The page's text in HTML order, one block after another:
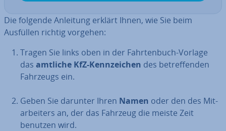
Die folgende Anleitung erklärt Ihnen, wie Sie beim
Ausfüllen richtig vorgehen:
Tragen Sie links oben in der Fahr­ten­buch-Vorlage
das amtliche KfZ-Kenn­zei­chen des be­tref­fen­den
Fahrzeugs ein.
Geben Sie darunter Ihren Namen oder den des Mit­
ar­bei­ters an, der das Fahrzeug die meiste Zeit
benutzen wird.